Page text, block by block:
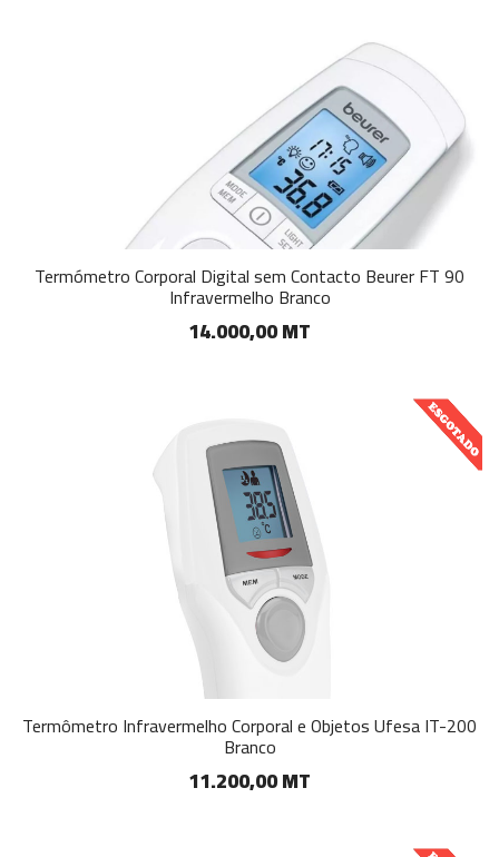
Termómetro Corporal Digital sem Contacto Beurer FT 90
Infravermelho Branco
14.000,00 MT
Termômetro Infravermelho Corporal e Objetos Ufesa IT-200
Branco
11.200,00 MT